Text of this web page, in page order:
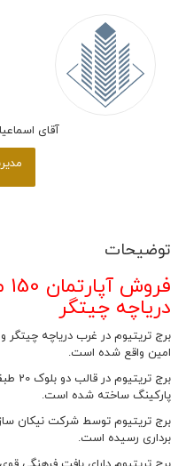
آقای اسماعیلی
توضیحات
دریاچه چیتگر
امین واقع شده است.
برج
پارکینگ ساخته شده است.
برداری رسیده است.